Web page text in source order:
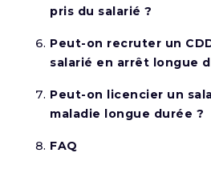
pris du salarié ?
Peut-on recruter un
salarié en arrêt longue
Peut-on licencier un
maladie longue durée ?
FAQ